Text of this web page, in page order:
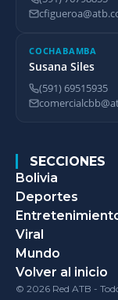
COCHABAMBA
Susana Siles
(591) 69515935
SECCIONES
Bolivia
Deportes
Viral
Mundo
Volver al inicio
© 2026 Red ATB -